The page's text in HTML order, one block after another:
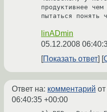
продуктивнее
пытаться понять
linADmin
05.12.2008
Показать ответ
Ответ на: комментарий
06:40:35 +00:00